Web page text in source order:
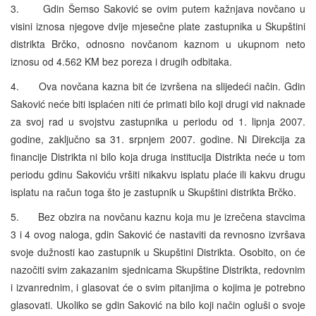
3. Gdin Šemso Saković se ovim putem kažnjava novčano u
visini iznosa njegove dvije mjesečne plate zastupnika u Skupštini
distrikta Brčko, odnosno novčanom kaznom u ukupnom neto
iznosu od 4.562 KM bez poreza i drugih odbitaka.
4. Ova novčana kazna bit će izvršena na slijedeći način. Gdin
Saković neće biti isplaćen niti će primati bilo koji drugi vid naknade
za svoj rad u svojstvu zastupnika u periodu od 1. lipnja 2007.
godine, zaključno sa 31. srpnjem 2007. godine. Ni Direkcija za
financije Distrikta ni bilo koja druga institucija Distrikta neće u tom
periodu gdinu Sakoviću vršiti nikakvu isplatu plaće ili kakvu drugu
isplatu na račun toga što je zastupnik u Skupštini distrikta Brčko.
5. Bez obzira na novčanu kaznu koja mu je izrečena stavcima
3 i 4 ovog naloga, gdin Saković će nastaviti da revnosno izvršava
svoje dužnosti kao zastupnik u Skupštini Distrikta. Osobito, on će
nazočiti svim zakazanim sjednicama Skupštine Distrikta, redovnim
i izvanrednim, i glasovat će o svim pitanjima o kojima je potrebno
glasovati. Ukoliko se gdin Saković na bilo koji način ogluši o svoje